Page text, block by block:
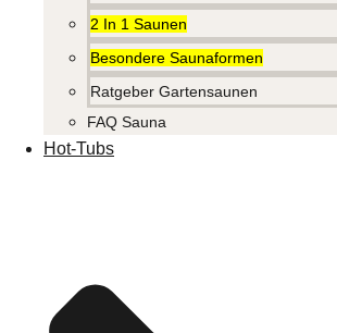
2 In 1 Saunen
Besondere Saunaformen
Ratgeber Gartensaunen
FAQ Sauna
Hot-Tubs